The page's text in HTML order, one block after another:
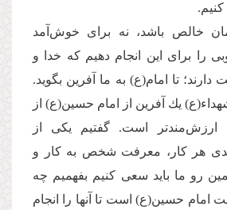
کنیم.
خالص باشد، نه برای خوش‌آمد
را برای این انجام دهیم كه خدا و
تا امام(ع) به ما آفرین بگوید.
یك آفرین از امام حسین(ع) از
ارزش‌مندتر است. گفتیم یکی از
هر کار، معرفت شخص به كار و
رو ما باید سعی کنیم بفهمیم چه
امام حسین(ع) است تا آنها را انجام